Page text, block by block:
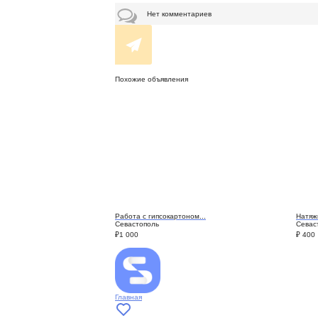
Нет комментариев
Похожие объявления
Работа с гипсокартоном...
Севастополь
₽1 000
₽ 400
Главная